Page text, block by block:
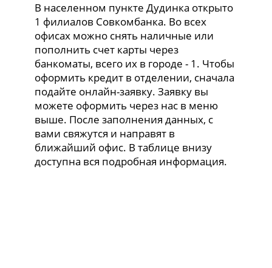
В населенном пункте Дудинка открыто
1 филиалов Совкомбанка. Во всех
офисах можно снять наличные или
пополнить счет карты через
банкоматы, всего их в городе - 1. Чтобы
оформить кредит в отделении, сначала
подайте онлайн-заявку. Заявку вы
можете оформить через нас в меню
выше. После заполнения данных, с
вами свяжутся и направят в
ближайший офис. В таблице внизу
доступна вся подробная информация.